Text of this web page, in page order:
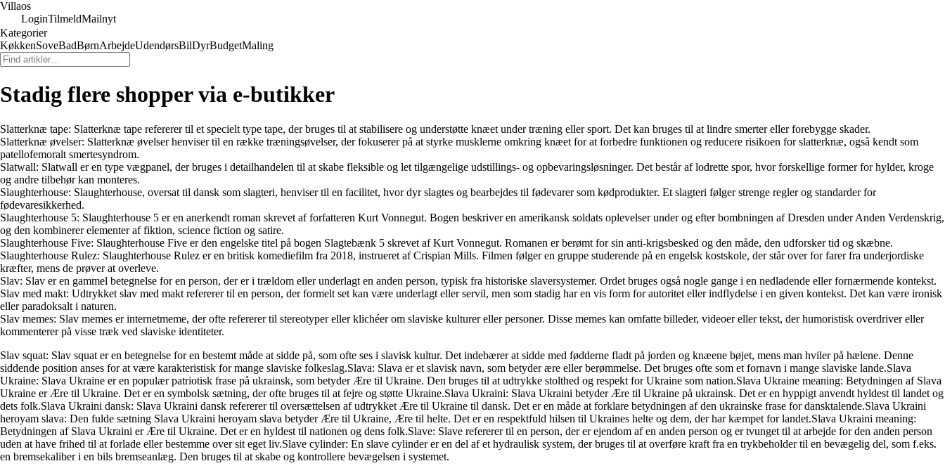
Villaos
LoginTilmeldMailnyt
Kategorier
KøkkenSoveBadBørnArbejdeUdendørsBilDyrBudgetMaling
Stadig flere shopper via e-butikker
Slatterknæ tape: Slatterknæ tape refererer til et specielt type tape, der bruges til at stabilisere og understøtte knæet under træning eller sport. Det kan bruges til at lindre smerter eller forebygge skader.
Slatterknæ øvelser: Slatterknæ øvelser henviser til en række træningsøvelser, der fokuserer på at styrke musklerne omkring knæet for at forbedre funktionen og reducere risikoen for slatterknæ, også kendt som
patellofemoralt smertesyndrom.
Slatwall: Slatwall er en type vægpanel, der bruges i detailhandelen til at skabe fleksible og let tilgængelige udstillings- og opbevaringsløsninger. Det består af lodrette spor, hvor forskellige former for hylder, kroge
og andre tilbehør kan monteres.
Slaughterhouse: Slaughterhouse, oversat til dansk som slagteri, henviser til en facilitet, hvor dyr slagtes og bearbejdes til fødevarer som kødprodukter. Et slagteri følger strenge regler og standarder for
fødevaresikkerhed.
Slaughterhouse 5: Slaughterhouse 5 er en anerkendt roman skrevet af forfatteren Kurt Vonnegut. Bogen beskriver en amerikansk soldats oplevelser under og efter bombningen af Dresden under Anden Verdenskrig,
og den kombinerer elementer af fiktion, science fiction og satire.
Slaughterhouse Five: Slaughterhouse Five er den engelske titel på bogen Slagtebænk 5 skrevet af Kurt Vonnegut. Romanen er berømt for sin anti-krigsbesked og den måde, den udforsker tid og skæbne.
Slaughterhouse Rulez: Slaughterhouse Rulez er en britisk komediefilm fra 2018, instrueret af Crispian Mills. Filmen følger en gruppe studerende på en engelsk kostskole, der står over for farer fra underjordiske
kræfter, mens de prøver at overleve.
Slav: Slav er en gammel betegnelse for en person, der er i trældom eller underlagt en anden person, typisk fra historiske slaversystemer. Ordet bruges også nogle gange i en nedladende eller fornærmende kontekst.
Slav med makt: Udtrykket slav med makt refererer til en person, der formelt set kan være underlagt eller servil, men som stadig har en vis form for autoritet eller indflydelse i en given kontekst. Det kan være ironisk
eller paradoksalt i naturen.
Slav memes: Slav memes er internetmeme, der ofte refererer til stereotyper eller klichéer om slaviske kulturer eller personer. Disse memes kan omfatte billeder, videoer eller tekst, der humoristisk overdriver eller
kommenterer på visse træk ved slaviske identiteter.
Slav squat: Slav squat er en betegnelse for en bestemt måde at sidde på, som ofte ses i slavisk kultur. Det indebærer at sidde med fødderne fladt på jorden og knæene bøjet, mens man hviler på hælene. Denne
siddende position anses for at være karakteristisk for mange slaviske folkeslag.Slava: Slava er et slavisk navn, som betyder ære eller berømmelse. Det bruges ofte som et fornavn i mange slaviske lande.Slava
Ukraine: Slava Ukraine er en populær patriotisk frase på ukrainsk, som betyder Ære til Ukraine. Den bruges til at udtrykke stolthed og respekt for Ukraine som nation.Slava Ukraine meaning: Betydningen af Slava
Ukraine er Ære til Ukraine. Det er en symbolsk sætning, der ofte bruges til at fejre og støtte Ukraine.Slava Ukraini: Slava Ukraini betyder Ære til Ukraine på ukrainsk. Det er en hyppigt anvendt hyldest til landet og
dets folk.Slava Ukraini dansk: Slava Ukraini dansk refererer til oversættelsen af udtrykket Ære til Ukraine til dansk. Det er en måde at forklare betydningen af den ukrainske frase for dansktalende.Slava Ukraini
heroyam slava: Den fulde sætning Slava Ukraini heroyam slava betyder Ære til Ukraine, Ære til helte. Det er en respektfuld hilsen til Ukraines helte og dem, der har kæmpet for landet.Slava Ukraini meaning:
Betydningen af Slava Ukraini er Ære til Ukraine. Det er en hyldest til nationen og dens folk.Slave: Slave refererer til en person, der er ejendom af en anden person og er tvunget til at arbejde for den anden person
uden at have frihed til at forlade eller bestemme over sit eget liv.Slave cylinder: En slave cylinder er en del af et hydraulisk system, der bruges til at overføre kraft fra en trykbeholder til en bevægelig del, som f.eks.
en bremsekaliber i en bils bremseanlæg. Den bruges til at skabe og kontrollere bevægelsen i systemet.